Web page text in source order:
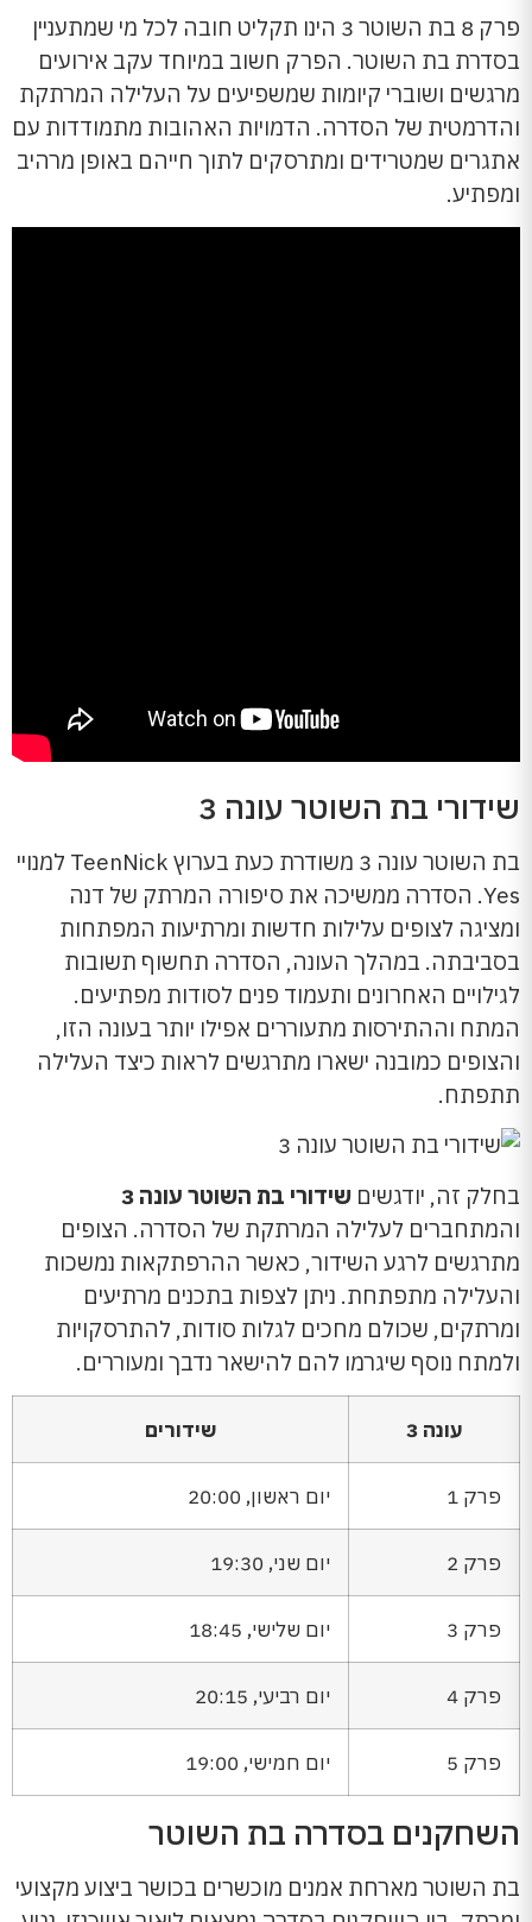
פרק 8 בת השוטר 3 הינו תקליט חובה לכל מי שמתעניין
בסדרת בת השוטר. הפרק חשוב במיוחד עקב אירועים
מרגשים ושוברי קיומות שמשפיעים על העלילה המרתקת
והדרמטית של הסדרה. הדמויות האהובות מתמודדות עם
אתגרים שמטרידים ומתרסקים לתוך חייהם באופן מרהיב
ומפתיע.
שידורי בת השוטר עונה 3
בת השוטר עונה 3 משודרת כעת בערוץ TeenNick למנויי
Yes. הסדרה ממשיכה את סיפורה המרתק של דנה
ומציגה לצופים עלילות חדשות ומרתיעות המפתחות
בסביבתה. במהלך העונה, הסדרה תחשוף תשובות
לגילויים האחרונים ותעמוד פנים לסודות מפתיעים.
המתח וההתירסות מתעוררים אפילו יותר בעונה הזו,
והצופים כמובנה ישארו מתרגשים לראות כיצד העלילה
תתפתח.
בחלק זה, יודגשים שידורי בת השוטר עונה 3
והמתחברים לעלילה המרתקת של הסדרה. הצופים
מתרגשים לרגע השידור, כאשר ההרפתקאות נמשכות
והעלילה מתפתחת. ניתן לצפות בתכנים מרתיעים
ומרתקים, שכולם מחכים לגלות סודות, להתרסקויות
ולמתח נוסף שיגרמו להם להישאר נדבך ומעוררים.
עונה 3 שידורים
פרק 1 יום ראשון, 20:00
פרק 2 יום שני, 19:30
פרק 3 יום שלישי, 18:45
פרק 4 יום רביעי, 20:15
פרק 5 יום חמישי, 19:00
השחקנים בסדרה בת השוטר
בת השוטר מארחת אמנים מוכשרים בכושר ביצוע מקצועי